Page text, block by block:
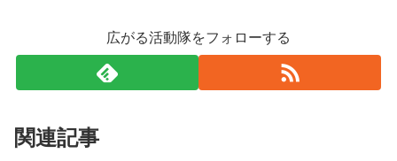
広がる活動隊をフォローする
関連記事